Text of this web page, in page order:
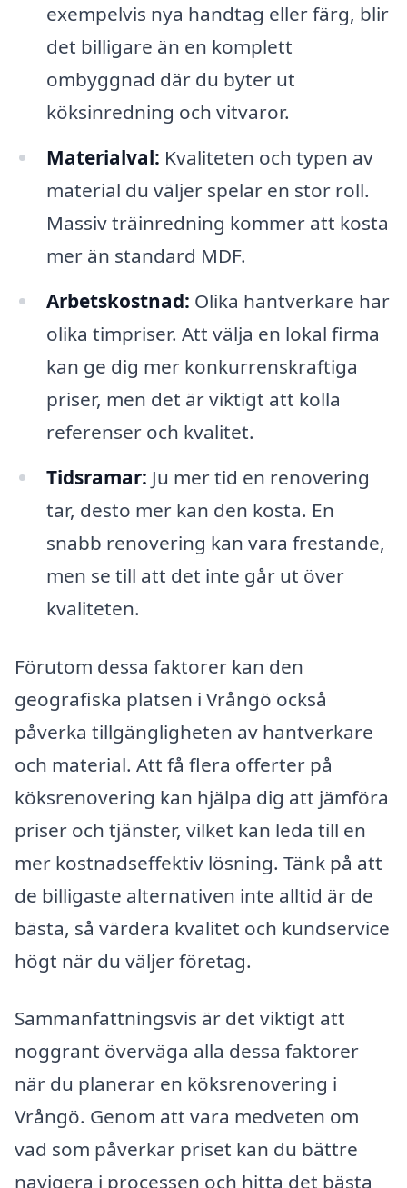
exempelvis nya handtag eller färg, blir
det billigare än en komplett
ombyggnad där du byter ut
köksinredning och vitvaror.
Materialval: Kvaliteten och typen av
material du väljer spelar en stor roll.
Massiv träinredning kommer att kosta
mer än standard MDF.
Arbetskostnad: Olika hantverkare har
olika timpriser. Att välja en lokal firma
kan ge dig mer konkurrenskraftiga
priser, men det är viktigt att kolla
referenser och kvalitet.
Tidsramar: Ju mer tid en renovering
tar, desto mer kan den kosta. En
snabb renovering kan vara frestande,
men se till att det inte går ut över
kvaliteten.
Förutom dessa faktorer kan den
geografiska platsen i Vrångö också
påverka tillgängligheten av hantverkare
och material. Att få flera offerter på
köksrenovering kan hjälpa dig att jämföra
priser och tjänster, vilket kan leda till en
mer kostnadseffektiv lösning. Tänk på att
de billigaste alternativen inte alltid är de
bästa, så värdera kvalitet och kundservice
högt när du väljer företag.
Sammanfattningsvis är det viktigt att
noggrant överväga alla dessa faktorer
när du planerar en köksrenovering i
Vrångö. Genom att vara medveten om
vad som påverkar priset kan du bättre
navigera i processen och hitta det bästa